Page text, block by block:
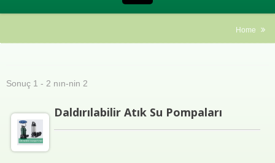
Home
Sonuç 1 - 2 nın-nin 2
Daldırılabilir Atık Su Pompaları